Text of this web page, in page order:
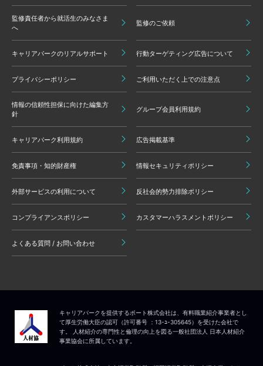
監修責任者から就活生のみなさま
へ
監修のご依頼
キャリアパークのリアルサポート 行動ターゲティング広告について
プライバシーポリシー ご利用いただく上での注意点
情報の信頼性担保に向けた編集方
針
グループ会員利用規約
キャリアパーク利用規約 広告掲載基準
免責事項・知的財産権 情報セキュリティポリシー
外部サービスの利用について 反社会的勢力排除ポリシー
コンプライアンスポリシー カスタマーハラスメントポリシー
よくある質問 / お問い合わせ